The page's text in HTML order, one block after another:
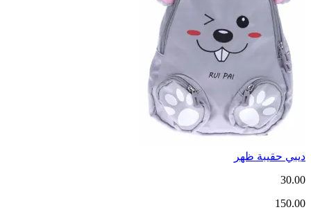
ديبي حقيبة ظهر
30.00
150.00